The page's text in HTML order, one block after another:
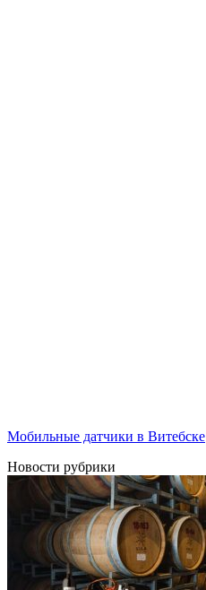
Мобильные датчики в Витебске
Новости рубрики